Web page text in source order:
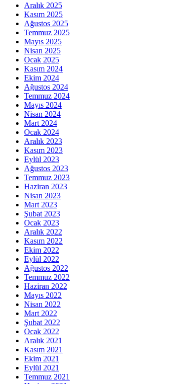
Aralık 2025
Kasım 2025
Ağustos 2025
Temmuz 2025
Mayıs 2025
Nisan 2025
Ocak 2025
Kasım 2024
Ekim 2024
Ağustos 2024
Temmuz 2024
Mayıs 2024
Nisan 2024
Mart 2024
Ocak 2024
Aralık 2023
Kasım 2023
Eylül 2023
Ağustos 2023
Temmuz 2023
Haziran 2023
Nisan 2023
Mart 2023
Şubat 2023
Ocak 2023
Aralık 2022
Kasım 2022
Ekim 2022
Eylül 2022
Ağustos 2022
Temmuz 2022
Haziran 2022
Mayıs 2022
Nisan 2022
Mart 2022
Şubat 2022
Ocak 2022
Aralık 2021
Kasım 2021
Ekim 2021
Eylül 2021
Temmuz 2021